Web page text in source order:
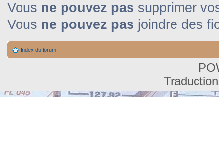
Vous ne pouvez pas supprimer
Vous ne pouvez pas joindre des
Index du forum